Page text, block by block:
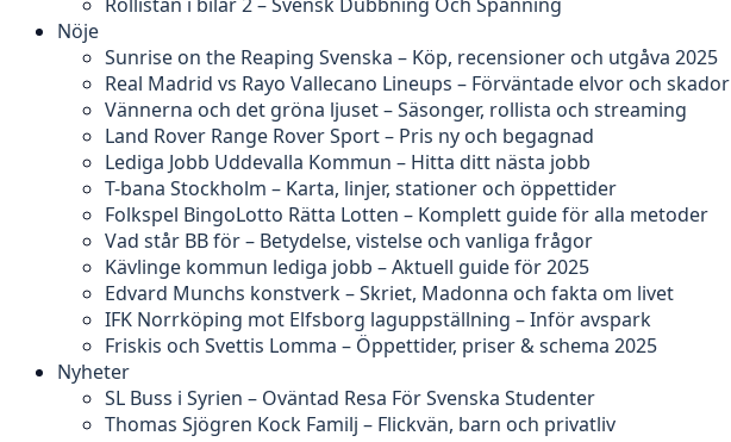
Nöje
Sunrise on the Reaping Svenska – Köp, recensioner och utgåva 2025
Real Madrid vs Rayo Vallecano Lineups – Förväntade elvor och skador
Vännerna och det gröna ljuset – Säsonger, rollista och streaming
Land Rover Range Rover Sport – Pris ny och begagnad
Lediga Jobb Uddevalla Kommun – Hitta ditt nästa jobb
T-bana Stockholm – Karta, linjer, stationer och öppettider
Folkspel BingoLotto Rätta Lotten – Komplett guide för alla metoder
Vad står BB för – Betydelse, vistelse och vanliga frågor
Kävlinge kommun lediga jobb – Aktuell guide för 2025
Edvard Munchs konstverk – Skriet, Madonna och fakta om livet
IFK Norrköping mot Elfsborg laguppställning – Inför avspark
Friskis och Svettis Lomma – Öppettider, priser & schema 2025
Nyheter
SL Buss i Syrien – Oväntad Resa För Svenska Studenter
Thomas Sjögren Kock Familj – Flickvän, barn och privatliv